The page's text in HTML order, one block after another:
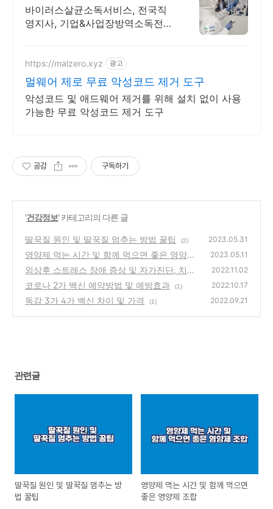
인 살균소독
바이러스살균소독서비스, 전국직
영지사, 기업&사업장방역소독전
https://malzero.xyz 광고
멀웨어 제로 무료 악성코드 제거 도구
악성코드 및 애드웨어 제거를 위해 설치 없이 사용
가능한 무료 악성코드 제거 도구
공감 구독하기
'건강정보' 카테고리의 다른 글
딸꾹질 원인 및 딸꾹질 멈추는 방법 꿀팁 (2) 2023.05.31
영양제 먹는 시간 및 함께 먹으면 좋은 영양제
조합
(0)
2023.05.11
외상후 스트레스 장애 증상 및 자가진단, 치료
(1)
2022.11.02
코로나 2가 백신 예약방법 및 예방효과 (1) 2022.10.17
독감 3가 4가 백신 차이 및 가격 (1) 2022.09.21
관련글
딸꾹질 원인 및 딸꾹질 멈추는 방
법 꿀팁
영양제 먹는 시간 및 함께 먹으면
좋은 영양제 조합